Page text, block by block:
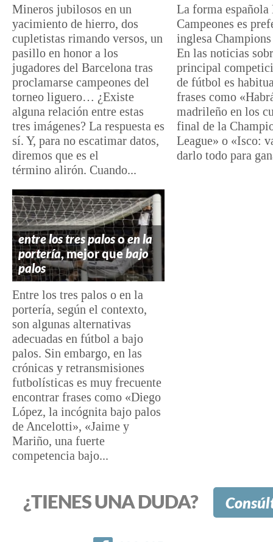
Mineros jubilosos en un
yacimiento de hierro, dos
cupletistas rimando versos, un
pasillo en honor a los
jugadores del Barcelona tras
proclamarse campeones del
torneo liguero… ¿Existe
alguna relación entre estas
tres imágenes? La respuesta es
sí. Y, para no escatimar datos,
diremos que es el
término alirón. Cuando...
La forma española
Campeones es
inglesa
En las noticias
principal
de fútbol es
frases como
madrileño en los
final de la
League» o «Isco:
darlo todo para
entre los tres palosoen la
portería, mejor quebajo
palos
Entre los tres palos o en la
portería, según el contexto,
son algunas alternativas
adecuadas en fútbol a bajo
palos. Sin embargo, en las
crónicas y retransmisiones
futbolísticas es muy frecuente
encontrar frases como «Diego
López, la incógnita bajo palos
de Ancelotti», «Jaime y
Mariño, una fuerte
competencia bajo...
¿TIENES UNA DUDA?